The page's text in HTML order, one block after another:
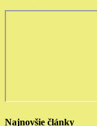
Najnovšie články